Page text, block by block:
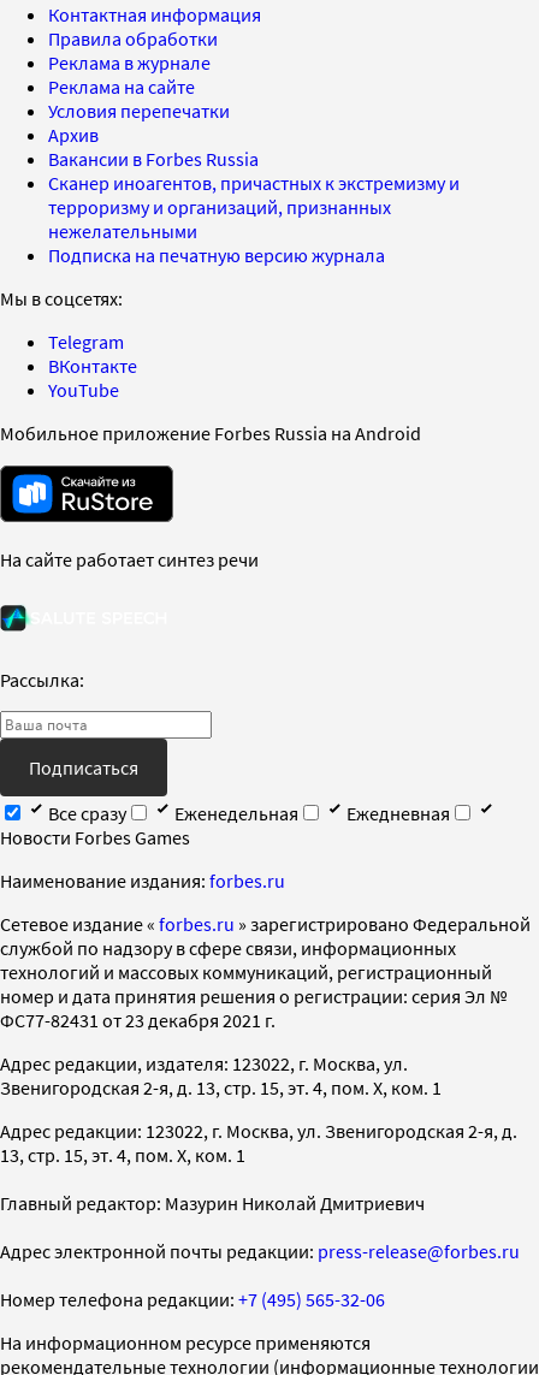
Контактная информация
Правила обработки
Реклама в журнале
Реклама на сайте
Условия перепечатки
Архив
Вакансии в Forbes Russia
Сканер иноагентов, причастных к экстремизму и
терроризму и организаций, признанных
нежелательными
Подписка на печатную версию журнала
Мы в соцсетях:
Telegram
ВКонтакте
YouTube
Мобильное приложение Forbes Russia на Android
На сайте работает синтез речи
Рассылка:
Подписаться
Все сразу
Еженедельная
Ежедневная
Новости Forbes Games
Наименование издания: forbes.ru
Cетевое издание « forbes.ru » зарегистрировано Федеральной
службой по надзору в сфере связи, информационных
технологий и массовых коммуникаций, регистрационный
номер и дата принятия решения о регистрации: серия Эл №
ФС77-82431 от 23 декабря 2021 г.
Адрес редакции, издателя: 123022, г. Москва, ул.
Звенигородская 2-я, д. 13, стр. 15, эт. 4, пом. X, ком. 1
Адрес редакции: 123022, г. Москва, ул. Звенигородская 2-я, д.
13, стр. 15, эт. 4, пом. X, ком. 1
Главный редактор: Мазурин Николай Дмитриевич
Адрес электронной почты редакции: press-release@forbes.ru
Номер телефона редакции: +7 (495) 565-32-06
На информационном ресурсе применяются
рекомендательные технологии (информационные технологии